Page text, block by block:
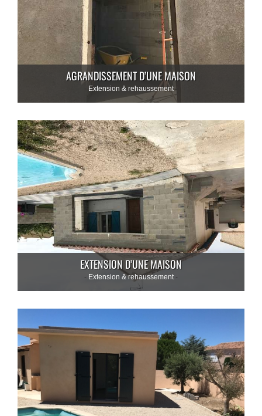
AGRANDISSEMENT D’UNE MAISON
Extension & rehaussement
EXTENSION D’UNE MAISON
Extension & rehaussement